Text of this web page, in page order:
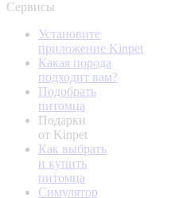
Сервисы
Установите
приложение Kinpet
Какая порода
подходит вам?
Подобрать
питомца
Подарки
от Kinpet
Как выбрать
и купить
питомца
Симулятор